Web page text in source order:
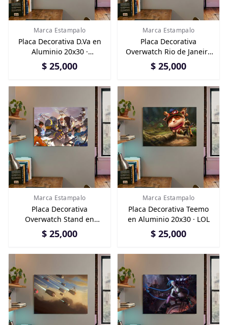
Marca Estampalo
Placa Decorativa D.Va en
Aluminio 20x30 ·
Overwatch
$ 25,000
Marca Estampalo
Placa Decorativa
Overwatch Rio de Janeiro
en Aluminio 20x30
$ 25,000
Marca Estampalo
Placa Decorativa
Overwatch Stand en
Aluminio 20x30
$ 25,000
Marca Estampalo
Placa Decorativa Teemo
en Aluminio 20x30 · LOL
$ 25,000